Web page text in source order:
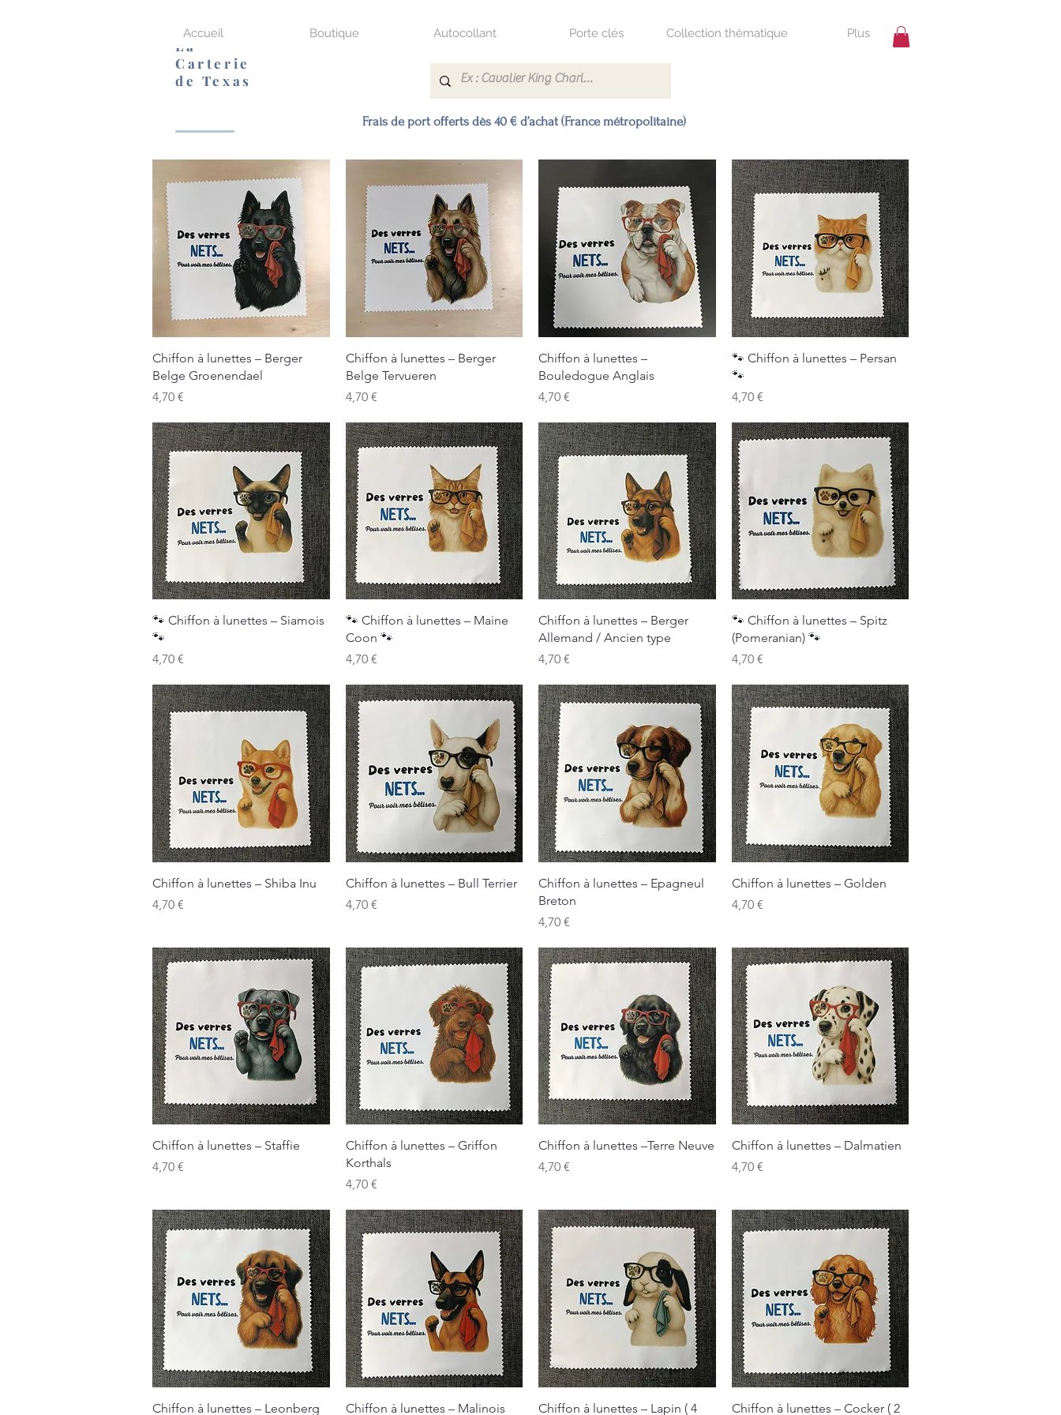
La
Carterie
de Texas
Accueil Boutique Autocollant Porte clés Collection thématique Plus
Frais de port offerts dès 40 € d’achat (France métropolitaine)
Aperçu rapide
Chiffon à lunettes – Berger
Belge Groenendael
Prix
4,70 €
Aperçu rapide
Chiffon à lunettes – Berger
Belge Tervueren
Prix
4,70 €
Aperçu rapide
Chiffon à lunettes –
Bouledogue Anglais
Prix
4,70 €
Aperçu rapide
🐾 Chiffon à lunettes – Persan
🐾
Prix
4,70 €
Aperçu rapide
🐾 Chiffon à lunettes – Siamois
🐾
Prix
4,70 €
Aperçu rapide
🐾 Chiffon à lunettes – Maine
Coon 🐾
Prix
4,70 €
Aperçu rapide
Chiffon à lunettes – Berger
Allemand / Ancien type
Prix
4,70 €
Aperçu rapide
🐾 Chiffon à lunettes – Spitz
(Pomeranian) 🐾
Prix
4,70 €
Aperçu rapide
Chiffon à lunettes – Shiba Inu
Prix
4,70 €
Aperçu rapide
Chiffon à lunettes – Bull Terrier
Prix
4,70 €
Aperçu rapide
Chiffon à lunettes – Epagneul
Breton
Prix
4,70 €
Aperçu rapide
Chiffon à lunettes – Golden
Prix
4,70 €
Aperçu rapide
Chiffon à lunettes – Staffie
Prix
4,70 €
Aperçu rapide
Chiffon à lunettes – Griffon
Korthals
Prix
4,70 €
Aperçu rapide
Chiffon à lunettes –Terre Neuve
Prix
4,70 €
Aperçu rapide
Chiffon à lunettes – Dalmatien
Prix
4,70 €
Aperçu rapide
Chiffon à lunettes – Leonberg
Aperçu rapide
Chiffon à lunettes – Malinois
Aperçu rapide
Chiffon à lunettes – Lapin ( 4
Aperçu rapide
Chiffon à lunettes – Cocker ( 2